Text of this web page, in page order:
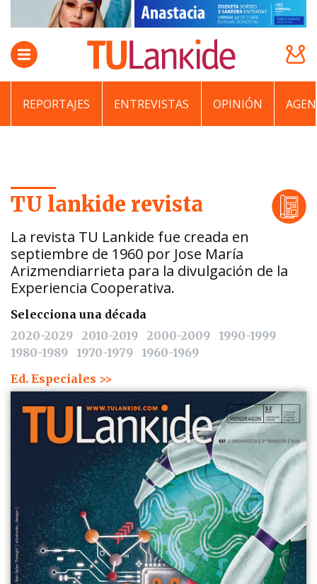
REPORTAJES ENTREVISTAS OPINIÓN
TU lankide revista
La revista TU Lankide fue creada en
septiembre de 1960 por Jose María
Arizmendiarrieta para la divulgación de la
Experiencia Cooperativa.
Selecciona una década
2020-2029
2010-2019 2000-2009
1990-1999
1980-1989
1970-1979
1960-1969
Ed. Especiales >>